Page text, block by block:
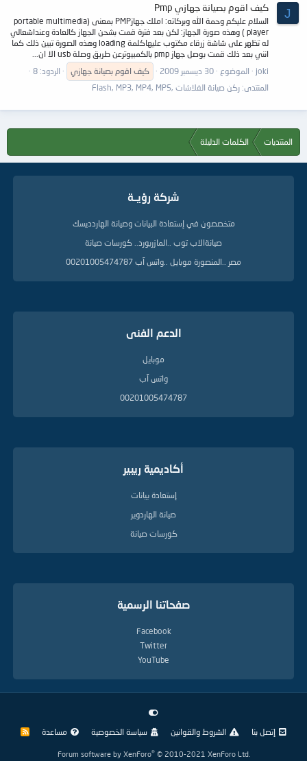
J كيف اقوم بصيانة جهازي Pmp
السلام عليكم وحمة الله وبركاته: املك جهازPMP بمعنى (portable multimedia
player ) وهذه صورة الجهاز: لكن بعد فترة قمت بشحن الجهاز كالعادة وعنداشعالي
له تظهر على شاشة زرقاء مكتوب عليهاكلمة loading وهذه الصورة تبين ذلك كما
انني بعد ذلك قمت بوصل جهاز pmp بالكمبيوترعن طريق وصلة usb الا ان...
joki
الموضوع 30 ديسمبر 2009 كيف اقوم بصيانة جهازي
الردود: 8
المنتدى: ركن صيانة الفلاشات ,Flash, MP3, MP4, MP5
المنتديات الكلمات الدليلة
شركة رؤيــة
متخصصون في إستعادة البيانات وصيانة الهاردديسك
صيانةالاب توب ..المازربورد.. كورسات صيانة
مصر ..المنصورة موبايل ..واتس آب 00201005474787
الدعم الفنى
موبايل
واتس آب
00201005474787
أكاديمية ريبير
إستعادة بيانات
صيانة الهاردوير
كورسات صيانة
صفحاتنا الرسمية
Facebook
Twitter
YouTube
إتصل بنا الشروط والقوانين سياسة الخصوصية مساعدة
R
Forum software by XenForo® © 2010-2021 XenForo Ltd.